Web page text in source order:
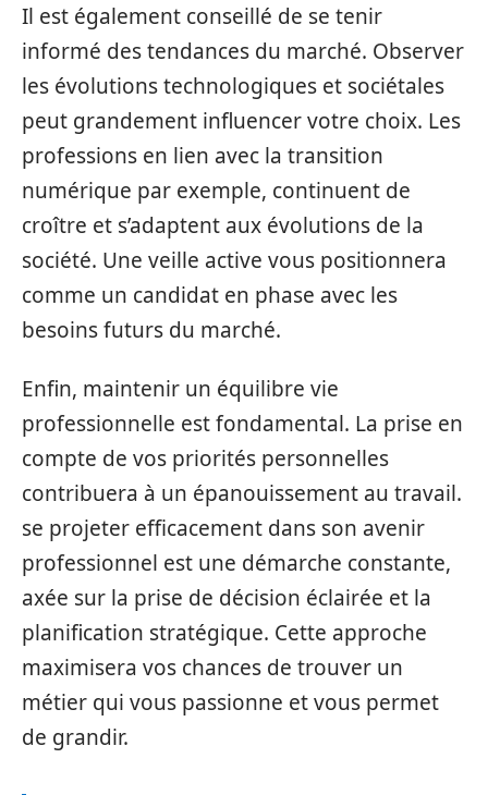
Il est également conseillé de se tenir
informé des tendances du marché. Observer
les évolutions technologiques et sociétales
peut grandement influencer votre choix. Les
professions en lien avec la transition
numérique par exemple, continuent de
croître et s’adaptent aux évolutions de la
société. Une veille active vous positionnera
comme un candidat en phase avec les
besoins futurs du marché.
Enfin, maintenir un équilibre vie
professionnelle est fondamental. La prise en
compte de vos priorités personnelles
contribuera à un épanouissement au travail.
se projeter efficacement dans son avenir
professionnel est une démarche constante,
axée sur la prise de décision éclairée et la
planification stratégique. Cette approche
maximisera vos chances de trouver un
métier qui vous passionne et vous permet
de grandir.